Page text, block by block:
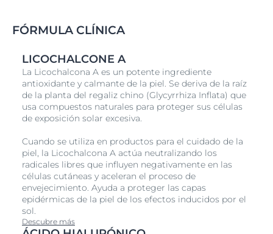
FÓRMULA CLÍNICA
LICOCHALCONE A
La Licochalcona A es un potente ingrediente
antioxidante y calmante de la piel. Se deriva de la raíz
de la planta del regaliz chino (Glycyrrhiza Inflata) que
usa compuestos naturales para proteger sus células
de exposición solar excesiva.
Cuando se utiliza en productos para el cuidado de la
piel, la Licochalcona A actúa neutralizando los
radicales libres que influyen negativamente en las
células cutáneas y aceleran el proceso de
envejecimiento. Ayuda a proteger las capas
epidérmicas de la piel de los efectos inducidos por el
sol.
Descubre más